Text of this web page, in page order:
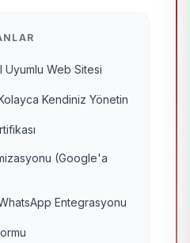
Uyumlu Web Sitesi
Kendiniz Yönetin
(Google'a
Entegrasyonu